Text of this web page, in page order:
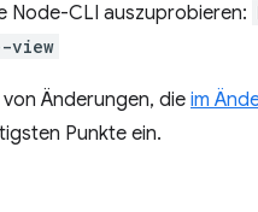
Node-CLI auszuprobieren:
view
Änderungen, dieim
Punkte ein.